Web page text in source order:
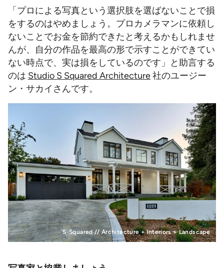
S-Squared // Architecture + Interiors + Landscape
「プロによる写真という選択肢を選ばないことで損
をするのはやめましょう。プロカメラマンに依頼し
ないことでお金を節約できたと考えるかもしれませ
んが、自分の作品を最高の形で示すことができてい
ない時点で、実は損をしているのです」と助言する
のは Studio S Squared Architecture社のユージー
ン・サカイさんです。